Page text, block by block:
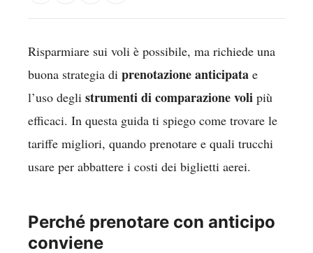
Risparmiare sui voli è possibile, ma richiede una
buona strategia di prenotazione anticipata e
l’uso degli strumenti di comparazione voli più
efficaci. In questa guida ti spiego come trovare le
tariffe migliori, quando prenotare e quali trucchi
usare per abbattere i costi dei biglietti aerei.
Perché prenotare con anticipo
conviene